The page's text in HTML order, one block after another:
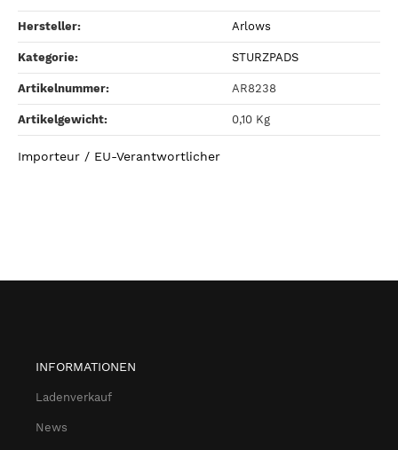
Hersteller: Arlows
Kategorie: STURZPADS
Artikelnummer: AR8238
Artikelgewicht‍: 0,10 Kg
Importeur / EU-Verantwortlicher
INFORMATIONEN
Ladenverkauf
News